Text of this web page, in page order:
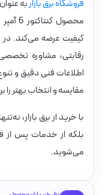
فروشگاه برق بازاربه
کیفیت عرضه می‌کند. در
رقابتی، مشاوره
مقایسه و انتخاب بهتر
با خرید از برق بازار،
بلکه از خدمات پس از
می‌شوید.